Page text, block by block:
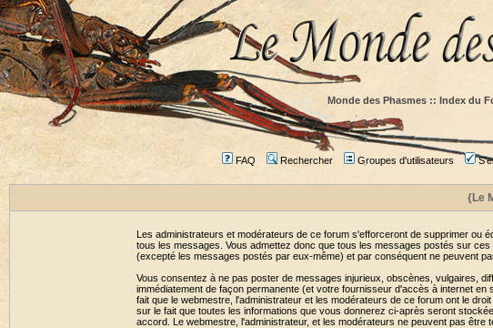
Monde des Phasmes :: Index du
FAQ Rechercher Groupes d'utilisateurs
{Le
Les administrateurs et modérateurs de ce forum s'efforceront de supprimer ou
tous les messages. Vous admettez donc que tous les messages postés sur
(excepté les messages postés par eux-même) et par conséquent ne peuvent
Vous consentez à ne pas poster de messages injurieux, obscènes, vulgaires,
immédiatement de façon permanente (et votre fournisseur d'accès à internet
fait que le webmestre, l'administrateur et les modérateurs de ce forum ont le
sur le fait que toutes les informations que vous donnerez ci-après seront
accord. Le webmestre, l'administrateur, et les modérateurs ne peuvent pas